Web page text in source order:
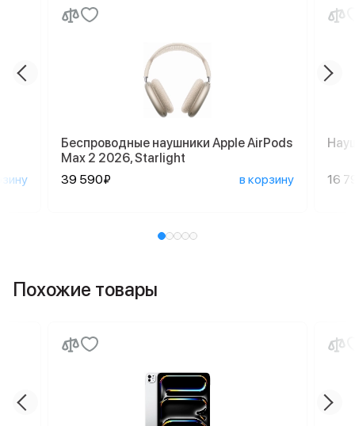
Беспроводные наушники Apple AirPods
Max 2 2026, Starlight
39 590₽
в корзину 16
Похожие товары